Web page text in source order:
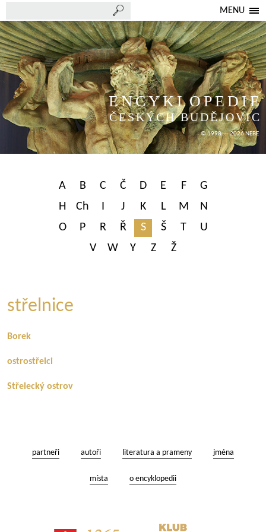
MENU
ENCYKLOPEDIE
ČESKÝCH BUDĚJOVIC
© 1998 — 2026 NEBE
A B C Č D E F
G
H
Ch I J K L M
N
O
P R Ř S Š T
U
V
W Y Z Ž
střelnice
Borek
ostrostřelci
Střelecký ostrov
partneři autoři literatura a prameny jména
místa o encyklopedii